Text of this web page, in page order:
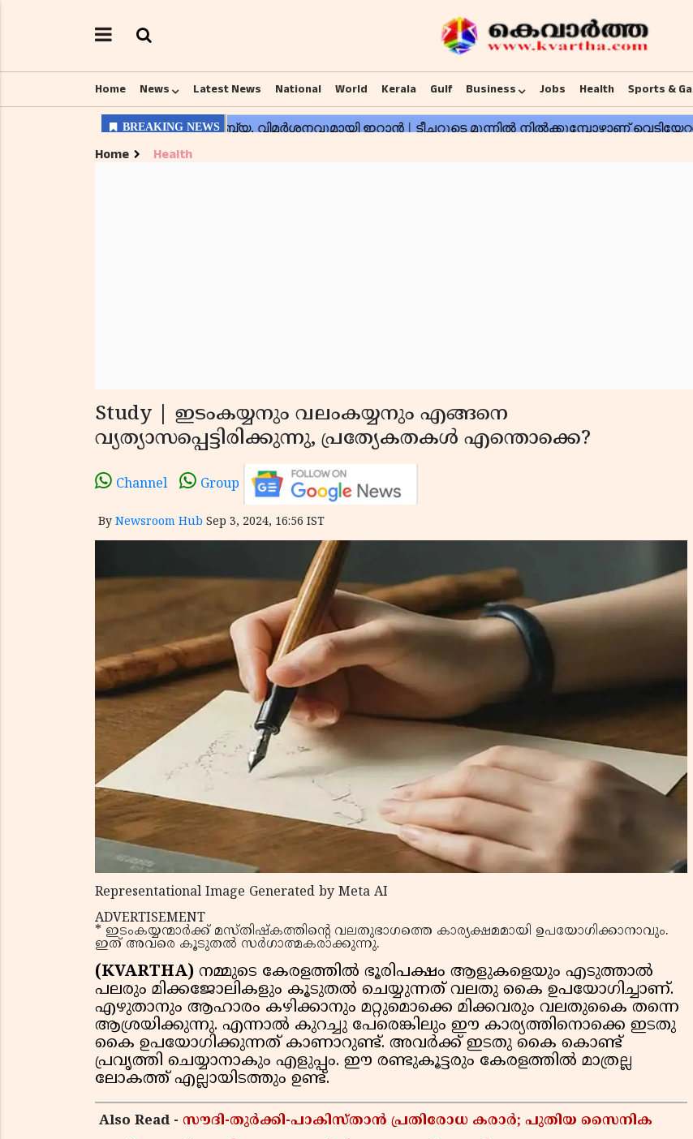
Home News Latest News National World Kerala Gulf Business Jobs Health Sports &
Home Health
Study | ഇടംകയ്യനും വലംകയ്യനും എങ്ങനെ
വ്യത്യാസപ്പെട്ടിരിക്കുന്നു, പ്രത്യേകതകൾ എന്തൊക്കെ?
Channel Group
By Newsroom Hub Sep 3, 2024, 16:56 IST
Representational Image Generated by Meta AI
ADVERTISEMENT
* ഇടംകയ്യന്മാർക്ക് മസ്തിഷ്കത്തിൻ്റെ വലതുഭാഗത്തെ കാര്യക്ഷമമായി ഉപയോഗിക്കാനാവും.
ഇത് അവരെ കൂടുതൽ സർഗാത്മകരാക്കുന്നു.
(KVARTHA) നമ്മുടെ കേരളത്തിൽ ഭൂരിപക്ഷം ആളുകളെയും എടുത്താൽ
പലരും മിക്കജോലികളും കൂടുതൽ ചെയ്യുന്നത് വലതു കൈ ഉപയോഗിച്ചാണ്.
എഴുതാനും ആഹാരം കഴിക്കാനും മറ്റുമൊക്കെ മിക്കവരും വലതുകൈ തന്നെ
ആശ്രയിക്കുന്നു. എന്നാൽ കുറച്ചു പേരെങ്കിലും ഈ കാര്യത്തിനൊക്കെ ഇടതു
കൈ ഉപയോഗിക്കുന്നത് കാണാറുണ്ട്. അവർക്ക് ഇടതു കൈ കൊണ്ട്
പ്രവൃത്തി ചെയ്യാനാകും എളുപ്പം. ഈ രണ്ടുകൂട്ടരും കേരളത്തിൽ മാത്രല്ല
ലോകത്ത് എല്ലായിടത്തും ഉണ്ട്.
Also Read - സൗദി-തുർക്കി-പാകിസ്താൻ പ്രതിരോധ കരാർ; പുതിയ സൈനിക